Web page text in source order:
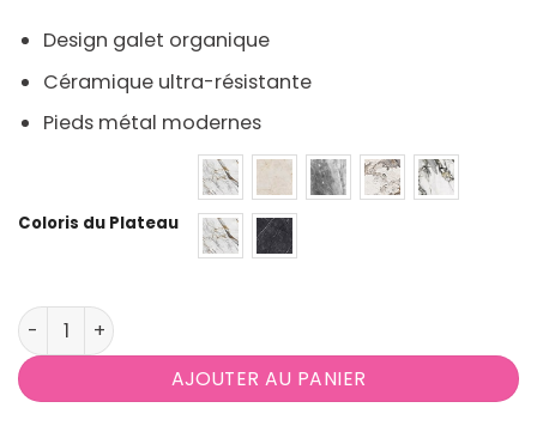
Design galet organique
Céramique ultra-résistante
Pieds métal modernes
Coloris du Plateau
quantité de Table basse design en céramique avec
AJOUTER AU PANIER